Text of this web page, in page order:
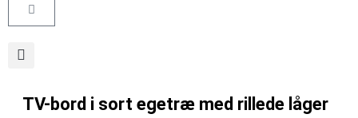
Kurv
TV-bord i sort egetræ med rillede låger